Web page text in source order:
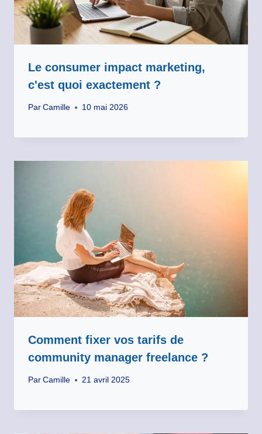
Le consumer impact marketing,
c'est quoi exactement ?
Par Camille 10 mai 2026
Comment fixer vos tarifs de
community manager freelance ?
Par Camille 21 avril 2025